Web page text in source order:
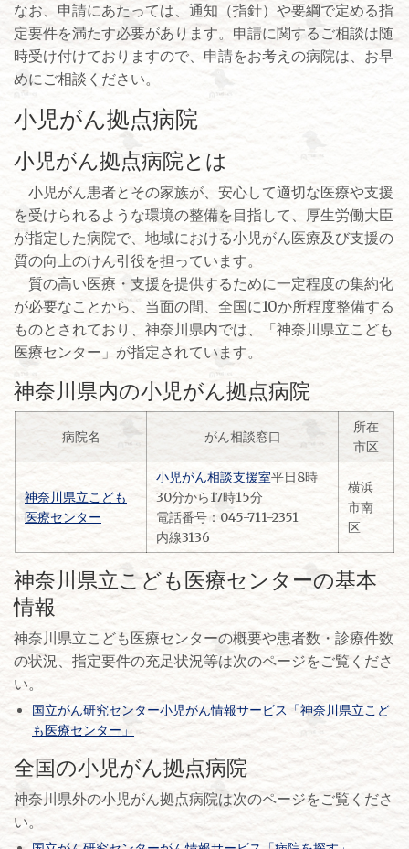
なお、申請にあたっては、通知（指針）や要綱で定める指
定要件を満たす必要があります。申請に関するご相談は随
時受け付けておりますので、申請をお考えの病院は、お早
めにご相談ください。
小児がん拠点病院
小児がん拠点病院とは
小児がん患者とその家族が、安心して適切な医療や支援
を受けられるような環境の整備を目指して、厚生労働大臣
が指定した病院で、地域における小児がん医療及び支援の
質の向上のけん引役を担っています。
質の高い医療・支援を提供するために一定程度の集約化
が必要なことから、当面の間、全国に10か所程度整備する
ものとされており、神奈川県内では、「神奈川県立こども
医療センター」が指定されています。
神奈川県内の小児がん拠点病院
病院名 がん相談窓口
所在
市区
神奈川県立こども
医療センター
小児がん相談支援室平日8時
30分から17時15分
電話番号：045-711-2351
内線3136
横浜
市南
区
神奈川県立こども医療センターの基本
情報
神奈川県立こども医療センターの概要や患者数・診療件数
の状況、指定要件の充足状況等は次のページをご覧くださ
い。
国立がん研究センター小児がん情報サービス「神奈川県立こど
も医療センター」
全国の小児がん拠点病院
神奈川県外の小児がん拠点病院は次のページをご覧くださ
い。